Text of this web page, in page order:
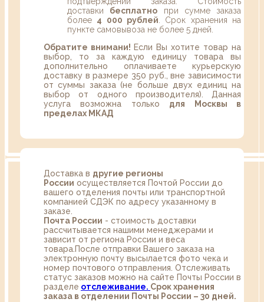
доставки бесплатно при сумме заказа
более 4 000 рублей . Срок хранения на
пункте самовывоза не более 5 дней.
Обратите внимани! Если Вы хотите товар на
выбор, то за каждую единицу товара вы
дополнительно оплачиваете курьерскую
доставку в размере 350 руб., вне зависимости
от суммы заказа (не больше двух единиц на
выбор от одного производителя). Данная
услуга возможна только для Москвы в
пределах МКАД
Доставка в другие регионы
России осуществляется Почтой России до
вашего отделения почты или транспортной
компанией СДЭК по адресу указанному в
заказе.
Почта России - стоимость доставки
рассчитывается нашими менеджерами и
зависит от региона России и веса
товара.После отправки Вашего заказа на
электронную почту высылается фото чека и
номер почтового отправления. Отслеживать
статус заказов можно на сайте Почты России в
разделе oтслеживание. Срок хранения
заказа в отделении Почты России – 30 дней.